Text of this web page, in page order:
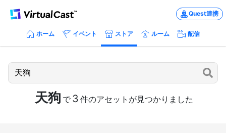
Quest連携
ホーム イベント ストア ルーム 配信
天狗 で 3 件のアセットが見つかりました